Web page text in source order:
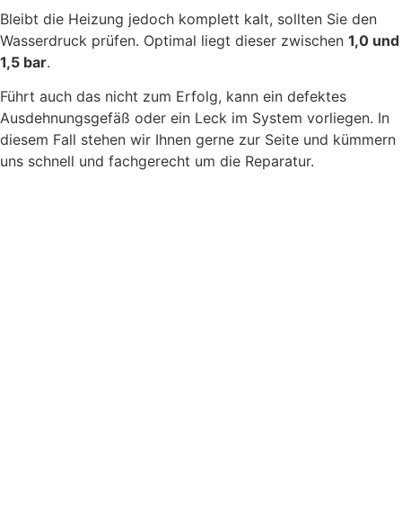
Bleibt die Heizung jedoch komplett kalt, sollten Sie den
Wasserdruck prüfen. Optimal liegt dieser zwischen 1,0 und
1,5 bar.
Führt auch das nicht zum Erfolg, kann ein defektes
Ausdehnungsgefäß oder ein Leck im System vorliegen. In
diesem Fall stehen wir Ihnen gerne zur Seite und kümmern
uns schnell und fachgerecht um die Reparatur.